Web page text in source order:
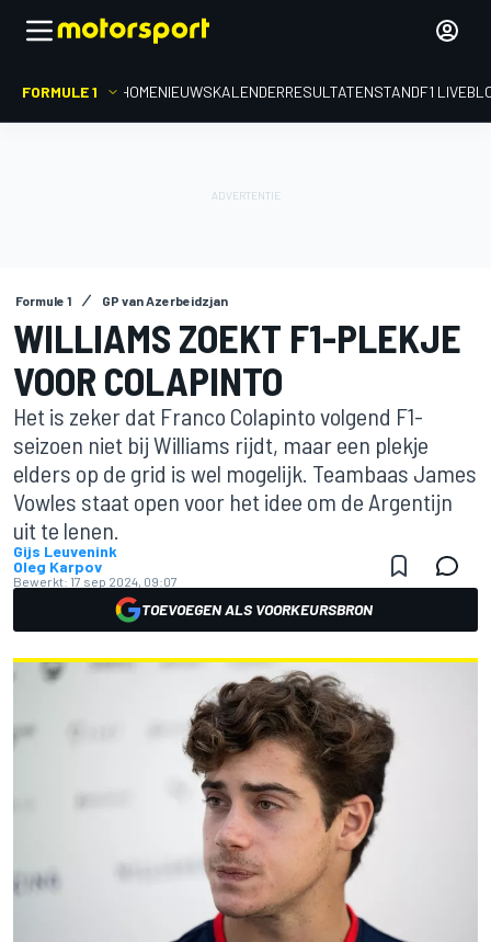
FORMULE 1 HOMENIEUWSKALENDERRESULTATENSTANDF1
Formule 1 GP van Azerbeidzjan
WILLIAMS ZOEKT F1-PLEKJE
VOOR COLAPINTO
Het is zeker dat Franco Colapinto volgend F1-
seizoen niet bij Williams rijdt, maar een plekje
elders op de grid is wel mogelijk. Teambaas James
Vowles staat open voor het idee om de Argentijn
uit te lenen.
Gijs Leuvenink
Oleg Karpov
Bewerkt: 17 sep 2024, 09:07
TOEVOEGEN ALS VOORKEURSBRON